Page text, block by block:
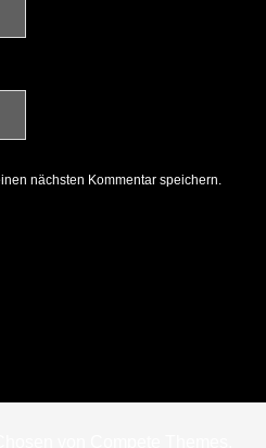
nächsten Kommentar speichern.